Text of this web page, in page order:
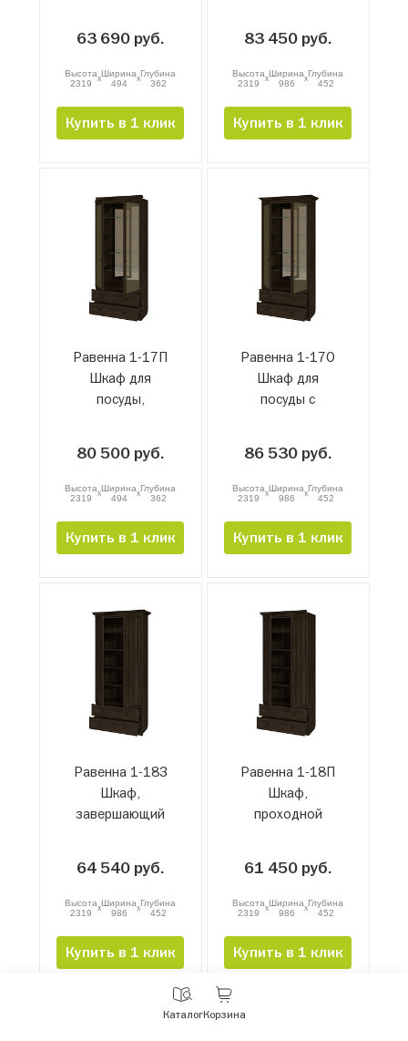
63 690 руб.
Высота
2319
xШирина
494
xГлубина
362
Купить в 1 клик
83 450 руб.
Высота
2319
xШирина
986
xГлубина
452
Купить в 1 клик
Равенна 1-17П
Шкаф для
посуды,
80 500 руб.
Высота
2319
xШирина
494
xГлубина
362
Купить в 1 клик
Равенна 1-17О
Шкаф для
посуды с
86 530 руб.
Высота
2319
xШирина
986
xГлубина
452
Купить в 1 клик
Равенна 1-18З
Шкаф,
завершающий
64 540 руб.
Высота
2319
xШирина
986
xГлубина
452
Купить в 1 клик
Равенна 1-18П
Шкаф,
проходной
61 450 руб.
Высота
2319
xШирина
986
xГлубина
452
Купить в 1 клик
КаталогКорзина